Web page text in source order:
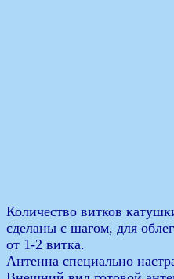
Количество витков
сделаны с шагом, для
от 1-2 витка.
Антенна специально